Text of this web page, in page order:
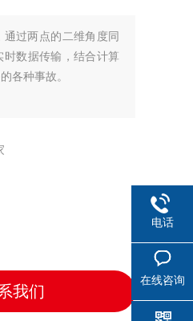
过两点的二维角度同
时数据传输，结合计算
各种事故。
我们
电话
在线咨询